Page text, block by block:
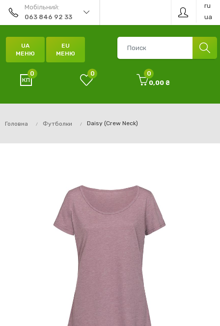
Мобільний:
063 846 92 33
ru
ua
UA
МЕНЮ
EU
МЕНЮ
0 0
0
0,00 ₴
Головна Футболки Daisy (Crew Neck)